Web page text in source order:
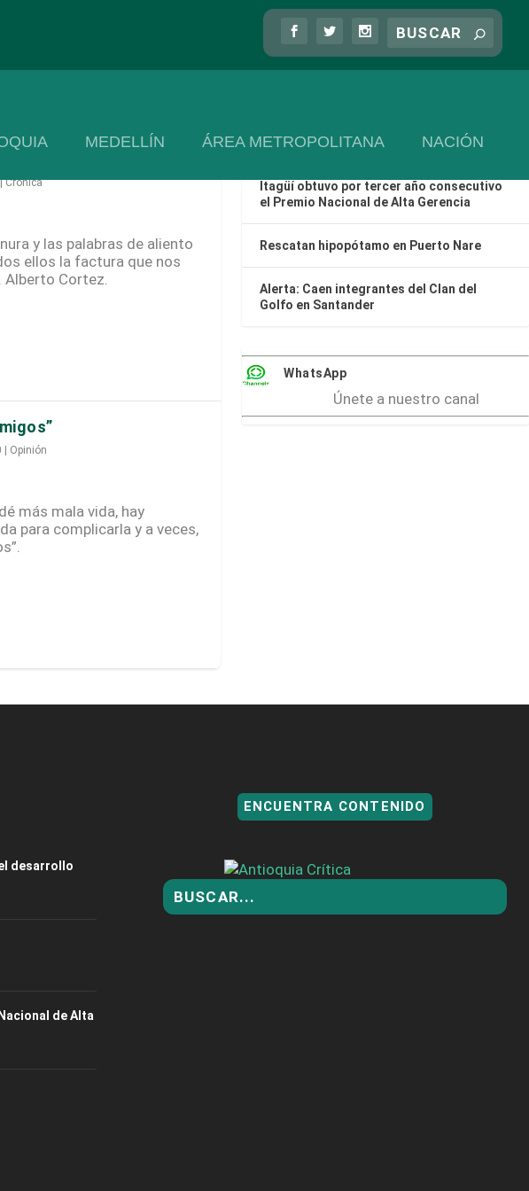
MEDELLÍN ÁREA METROPOLITANA NACIÓN
Crónica
y las palabras de aliento
ellos la factura que nos
Alberto Cortez.
Opinión
más mala vida, hay
para complicarla y a veces,
Las más recientes
Categorización Fiscal en Colombia: ¿Por
Guatapé
Itagüí obtuvo por tercer año consecutivo
el Premio Nacional de Alta Gerencia
Rescatan hipopótamo en Puerto Nare
Alerta: Caen integrantes del Clan del
Golfo en Santander
WhatsApp
Únete a nuestro canal
desarrollo
de Alta
ENCUENTRA CONTENIDO